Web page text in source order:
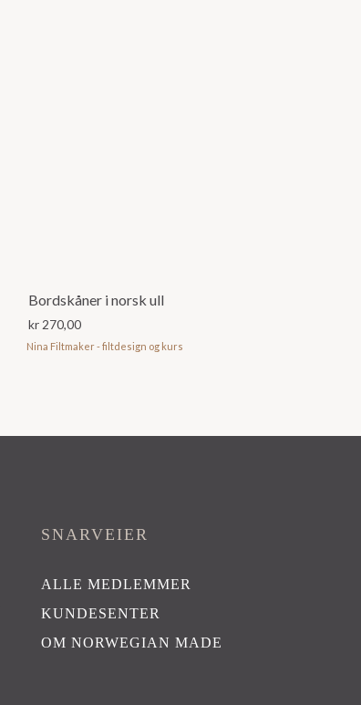
Bordskåner i norsk ull
kr 270,00
Nina Filtmaker - filtdesign og kurs
SNARVEIER
ALLE MEDLEMMER
KUNDESENTER
OM NORWEGIAN MADE